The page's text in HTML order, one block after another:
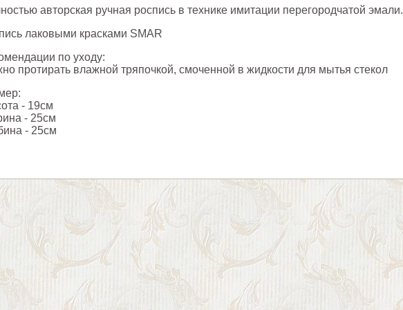
авторская ручная роспись в технике имитации перегородчатой эмали.
лаковыми красками SMAR
по уходу:
протирать влажной тряпочкой, смоченной в жидкости для мытья стекол
- 19см
- 25см
- 25см